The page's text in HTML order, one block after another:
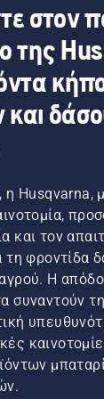
στον
της
η Husqvarna,
και τον
τη φροντίδα
Η
συναντούν